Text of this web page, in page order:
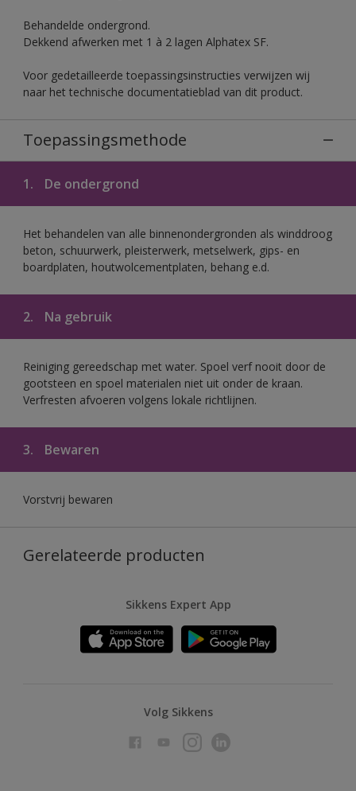
Behandelde ondergrond.
Dekkend afwerken met 1 à 2 lagen Alphatex SF.
Voor gedetailleerde toepassingsinstructies verwijzen wij
naar het technische documentatieblad van dit product.
Toepassingsmethode
1. De ondergrond
Het behandelen van alle binnenondergronden als winddroog
beton, schuurwerk, pleisterwerk, metselwerk, gips- en
boardplaten, houtwolcementplaten, behang e.d.
2. Na gebruik
Reiniging gereedschap met water. Spoel verf nooit door de
gootsteen en spoel materialen niet uit onder de kraan.
Verfresten afvoeren volgens lokale richtlijnen.
3. Bewaren
Vorstvrij bewaren
Gerelateerde producten
Sikkens Expert App
Volg Sikkens